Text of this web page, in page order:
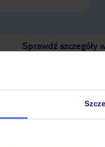
Sprawdź szczegóły